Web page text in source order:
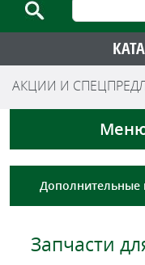
АКЦИИ И
Дополнительные
Запчасти